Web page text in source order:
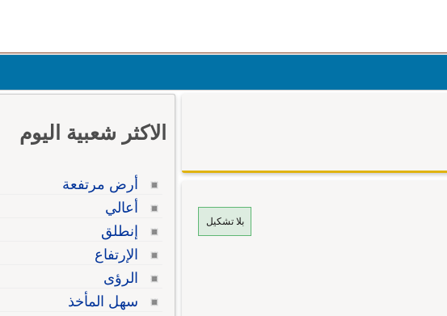
بلا تشكيل
الاكثر شعبية اليوم
أرض مرتفعة
أعالي
إنطلق
الإرتفاع
الرؤى
سهل المأخذ